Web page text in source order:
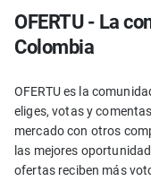
OFERTU - La
Colombia
OFERTU es la
eliges, votas y
mercado con otros
las mejores
ofertas reciben más